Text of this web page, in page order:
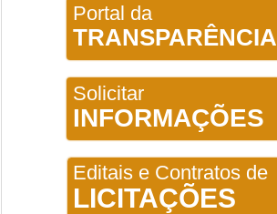
Portal da
TRANSPARÊNCIA
Solicitar
INFORMAÇÕES
Editais e Contratos de
LICITAÇÕES